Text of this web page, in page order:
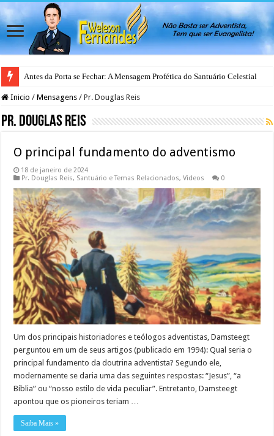
Antes da Porta se Fechar: A Mensagem Profética do Santuário Celestial
Inicio / Mensagens / Pr. Douglas Reis
Pr. Douglas Reis
O principal fundamento do adventismo
18 de janeiro de 2024
Pr. Douglas Reis, Santuário e Temas Relacionados,Videos 0
Um dos principais historiadores e teólogos adventistas, Damsteegt
perguntou em um de seus artigos (publicado em 1994): Qual seria o
principal fundamento da doutrina adventista? Segundo ele,
modernamente se daria uma das seguintes respostas: “Jesus”, “a
Bíblia” ou “nosso estilo de vida peculiar”. Entretanto, Damsteegt
apontou que os pioneiros teriam …
Saiba Mais »